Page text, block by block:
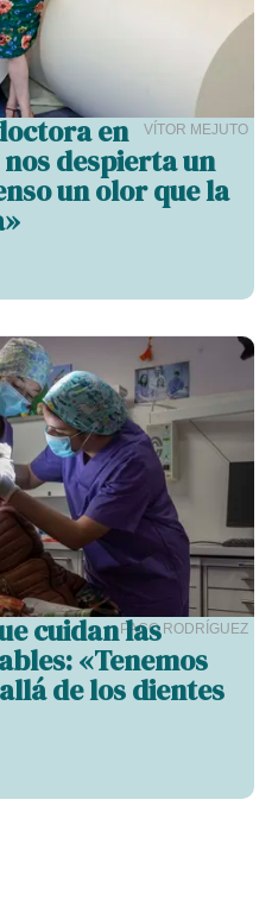
VÍTOR MEJUTO
en
despierta un
un olor que la
PACO RODRÍGUEZ
cuidan las
«Tenemos
de los dientes